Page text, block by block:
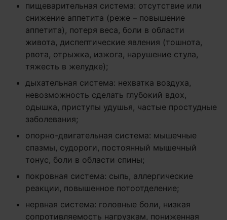
пищеварительная система: отсутствие или
снижение аппетита (реже – повышение
аппетита), потеря веса, боли в области
живота, диспептические явления (тошнота,
рвота, отрыжка, изжога, нарушение стула,
тяжесть в желудке);
дыхательная система: нехватка воздуха,
невозможность сделать глубокий вдох,
одышка, приступы удушья, частые простудные
заболевания;
опорно-двигательная система: мышечные
спазмы, судороги, постоянный мышечный
тонус, боли в области спины;
покровная система: сыпь, аллергические
реакции, повышенное потоотделение;
нервная система: головные боли, низкая
сопротивляемость нагрузкам, пониженная